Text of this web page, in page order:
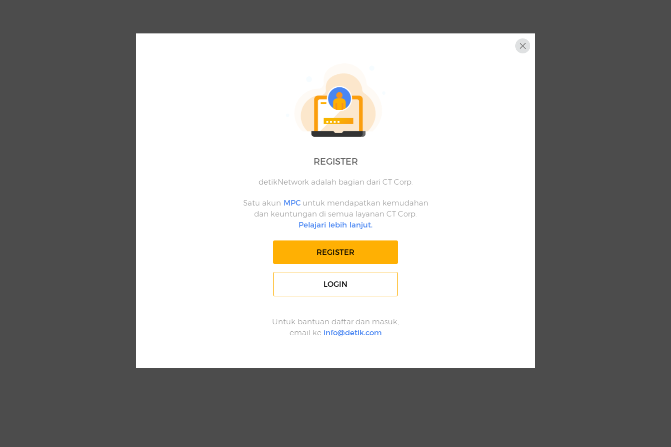
REGISTER
detikNetwork adalah bagian dari CT Corp.
Satu akun MPCuntuk mendapatkan kemudahan
dan keuntungan di semua layanan CT Corp.
Pelajari lebih lanjut.
REGISTER
LOGIN
Untuk bantuan daftar dan masuk,
email ke info@detik.com